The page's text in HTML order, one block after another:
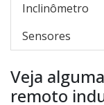
Inclinômetro
Sensores
Veja
remoto